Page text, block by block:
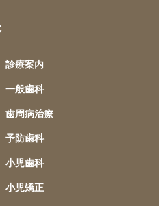
診療案内
一般歯科
歯周病治療
予防歯科
小児歯科
小児矯正